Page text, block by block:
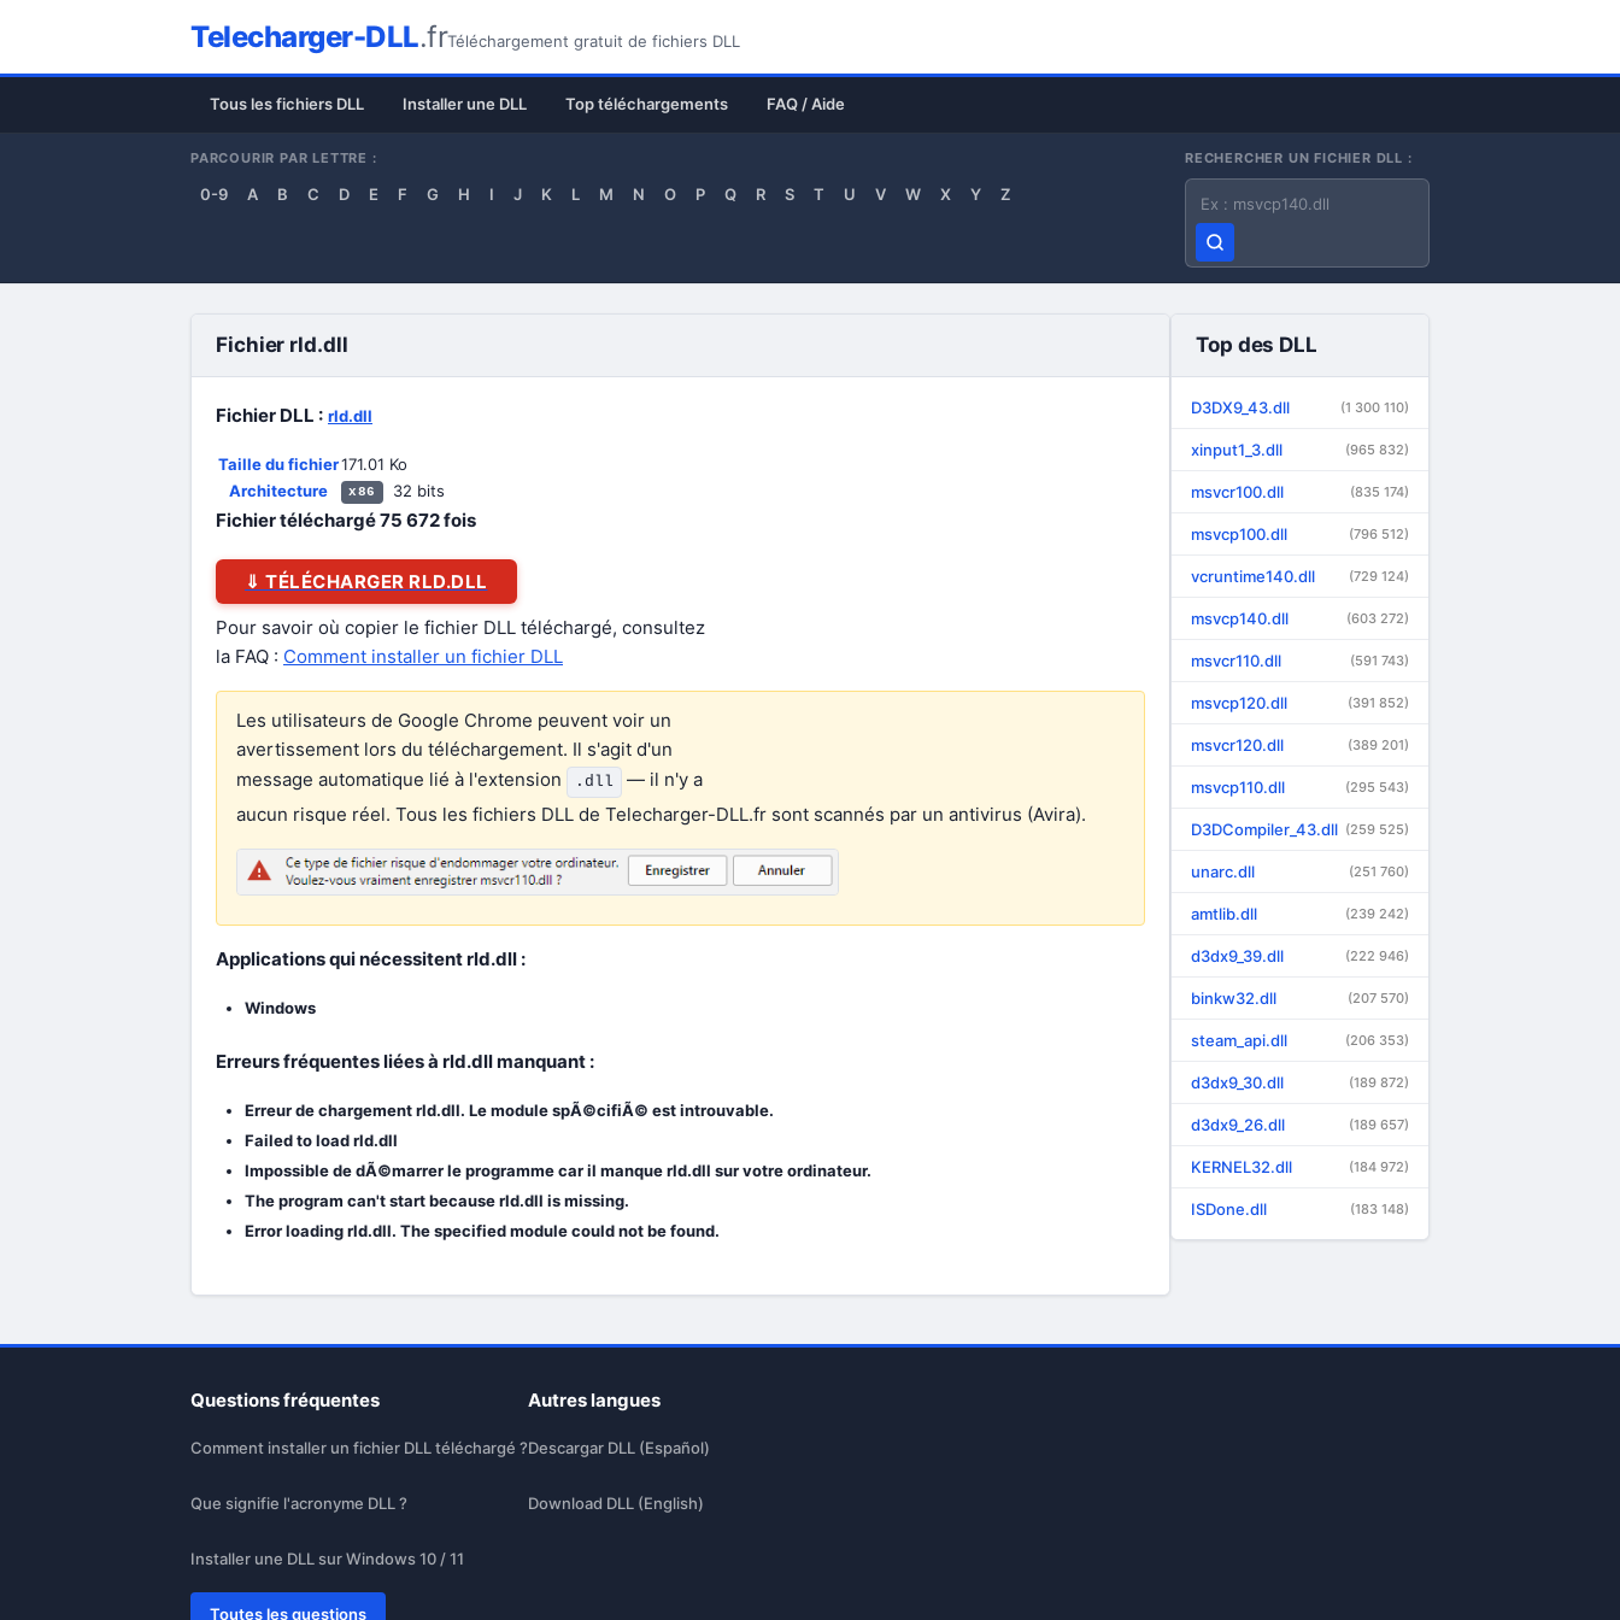
Telecharger-DLL.frTéléchargement gratuit de fichiers DLL
Tous les fichiers DLL Installer une DLL Top téléchargements FAQ / Aide
PARCOURIR PAR LETTRE :
0-9 A B C D E F G H I J K L M N O P Q R S T U V W X Y Z
RECHERCHER UN FICHIER DLL :
Nom du fichier DLL
Fichier rld.dll
Fichier DLL : rld.dll
Taille du fichier171.01 Ko
Architecture
x86 32 bits
Fichier téléchargé75 672fois
⇓ TÉLÉCHARGER RLD.DLL
Pour savoir où copier le fichier DLL téléchargé, consultez
la FAQ : Comment installer un fichier DLL
Les utilisateurs de Google Chrome peuvent voir un
avertissement lors du téléchargement. Il s'agit d'un
message automatique lié à l'extension
.dll
— il n'y a
aucun risque réel. Tous les fichiers DLL de Telecharger-DLL.fr sont scannés par un antivirus (Avira).
Applications qui nécessitent rld.dll :
Windows
Erreurs fréquentes liées à rld.dll manquant :
Erreur de chargement rld.dll. Le module spÃ©cifiÃ© est introuvable.
Failed to load rld.dll
Impossible de dÃ©marrer le programme car il manque rld.dll sur votre ordinateur.
The program can't start because rld.dll is missing.
Error loading rld.dll. The specified module could not be found.
Top des DLL
D3DX9_43.dll (1 300 110)
xinput1_3.dll (965 832)
msvcr100.dll (835 174)
msvcp100.dll (796 512)
vcruntime140.dll (729 124)
msvcp140.dll (603 272)
msvcr110.dll (591 743)
msvcp120.dll (391 852)
msvcr120.dll (389 201)
msvcp110.dll (295 543)
D3DCompiler_43.dll (259 525)
unarc.dll (251 760)
amtlib.dll (239 242)
d3dx9_39.dll (222 946)
binkw32.dll (207 570)
steam_api.dll (206 353)
d3dx9_30.dll (189 872)
d3dx9_26.dll (189 657)
KERNEL32.dll (184 972)
ISDone.dll (183 148)
Questions fréquentes
Comment installer un fichier DLL téléchargé ?
Que signifie l'acronyme DLL ?
Installer une DLL sur Windows 10 / 11
Toutes les questions
Autres langues
Descargar DLL (Español)
Download DLL (English)